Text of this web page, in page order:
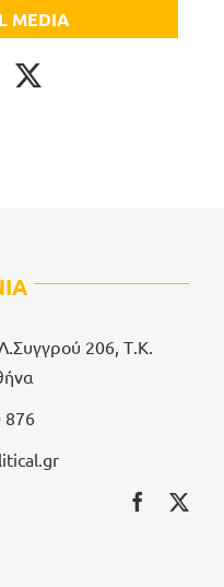
MEDIA
206, Τ.Κ.
876